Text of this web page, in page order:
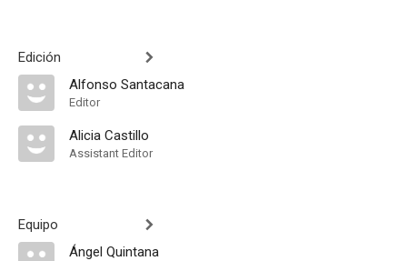
Edición
Alfonso Santacana
Editor
Alicia Castillo
Assistant Editor
Equipo
Ángel Quintana